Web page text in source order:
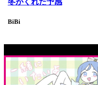
BiBi